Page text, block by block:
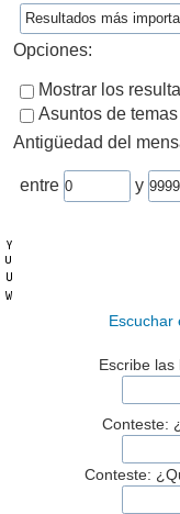
Opciones:
Mostrar los
Asuntos de
Antigüedad del
entre y
Escuchar
Escribe
Conteste:
Conteste: